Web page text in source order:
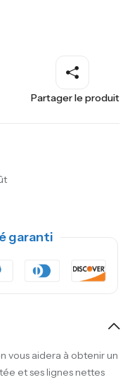
Partager le produit
garanti
vous aidera à obtenir un
et ses lignes nettes